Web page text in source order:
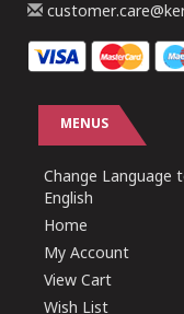
MENUS
Change Language
English
Home
My Account
View Cart
Wish List